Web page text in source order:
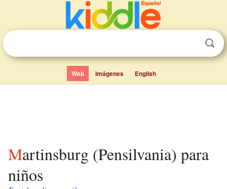
Web Imágenes English
Martinsburg (Pensilvania) para
niños